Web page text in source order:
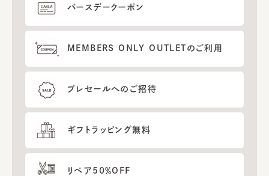
バースデークーポン
MEMBERS ONLY OUTLETのご利用
プレセールへのご招待
ギフトラッピング無料
リペア50％OFF